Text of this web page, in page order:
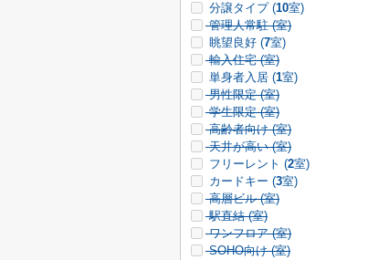
分譲タイプ (10室)
管理人常駐 (室)
眺望良好 (7室)
輸入住宅 (室)
単身者入居 (1室)
男性限定 (室)
学生限定 (室)
高齢者向け (室)
天井が高い (室)
フリーレント (2室)
カードキー (3室)
高層ビル (室)
駅直結 (室)
ワンフロア (室)
SOHO向け (室)